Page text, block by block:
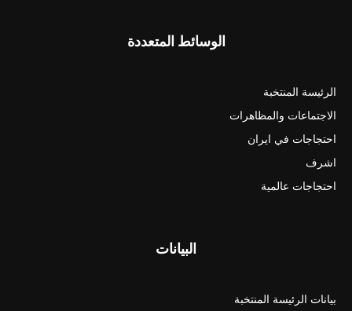
الوسائط المتعددة
الرئيسة المنتخبة
الاجتماعات والمظاهرات
احتجاجات في ايران
اشرف
احتجاجات عالمية
البيانات
بيانات الرئيسة المنتخبة